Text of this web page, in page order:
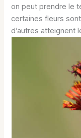
on peut prendre le
certaines fleurs
d’autres atteignent